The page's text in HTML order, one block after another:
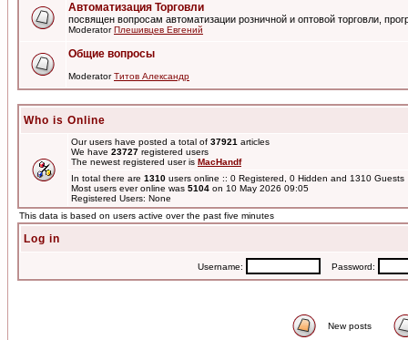
Автоматизация Торговли
посвящен вопросам автоматизации розничной и оптовой торговли,
ModeratorПлешивцев Евгений
Общие вопросы
ModeratorТитов Александр
Who is Online
Our users have posted a total of 37921 articles
We have 23727 registered users
The newest registered user is MacHandf
In total there are 1310 users online :: 0 Registered, 0 Hidden and 1310
Most users ever online was 5104 on 10 May 2026 09:05
Registered Users: None
This data is based on users active over the past five minutes
Log in
Username: Password:
New posts